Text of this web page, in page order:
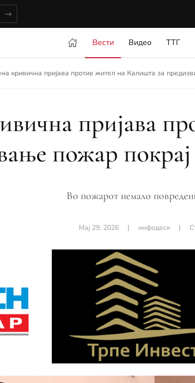
Вести Видео ТТГ
кривична пријава против жител на Калишта за
пријава
пожар
Во пожарот немало
Мај 29, 2026| инфодеск|